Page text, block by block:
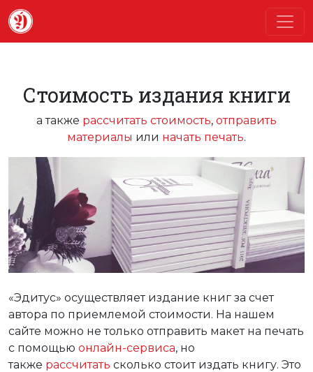
Стоимость издания книги
а также рассчитать стоимость, отправить
материалы или начать печать.
«Эдитус» осуществляет издание книг за счет
автора по приемлемой стоимости. На нашем
сайте можно не только отправить макет на печать
с помощью онлайн-сервиса, но
также рассчитать сколько стоит издать книгу. Это